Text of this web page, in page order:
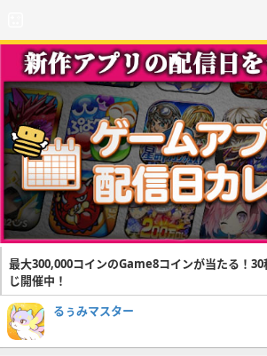
最大300,000コインのGame8コインが当たる！30
じ開催中！
るぅみマスター